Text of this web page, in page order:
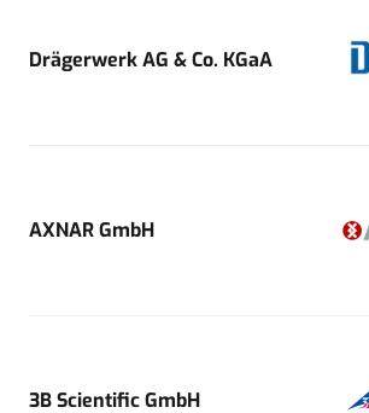
Drägerwerk AG & Co. KGaA
AXNAR GmbH
3B Scientific GmbH